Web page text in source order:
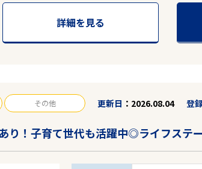
詳細を見る
その他 更新日 2026.08.04 登
り！子育て世代も活躍中◎ライフステ